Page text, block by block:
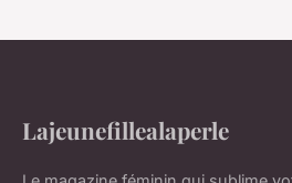
Lajeunefillealaperle